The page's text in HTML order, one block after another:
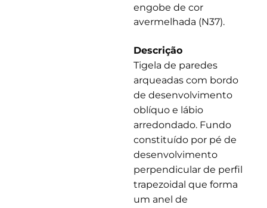
engobe de cor
avermelhada (N37).
Descrição
Tigela de paredes
arqueadas com bordo
de desenvolvimento
oblíquo e lábio
arredondado. Fundo
constituído por pé de
desenvolvimento
perpendicular de perfil
trapezoidal que forma
um anel de